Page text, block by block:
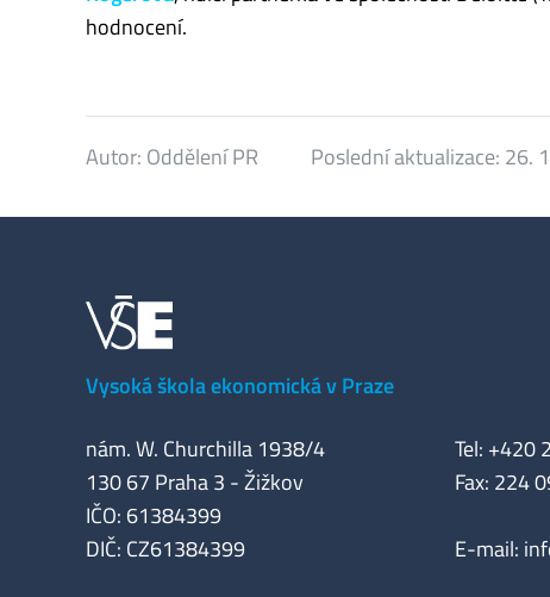
hodnocení.
Autor: Oddělení PR Poslední aktualizace: 26.
Vysoká škola ekonomická v Praze
nám. W. Churchilla 1938/4
130 67 Praha 3 - Žižkov
IČO: 61384399
DIČ: CZ61384399
Tel: +420
Fax: 224
E-mail: